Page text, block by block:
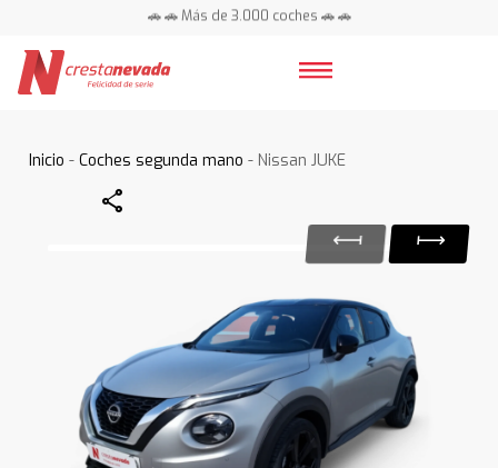
🚗 🚗 Más de 3.000 coches 🚗 🚗
Inicio -Coches segunda mano - Nissan JUKE
Share